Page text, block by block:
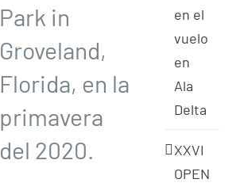
Park in
Groveland,
Florida, en la
primavera
del 2020.
en el
vuelo
en
Ala
Delta
XXVI
OPEN